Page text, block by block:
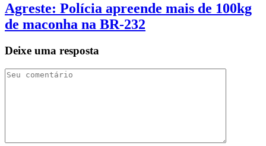
Agreste: Polícia apreende mais de 100kg
de maconha na BR-232
Deixe uma resposta